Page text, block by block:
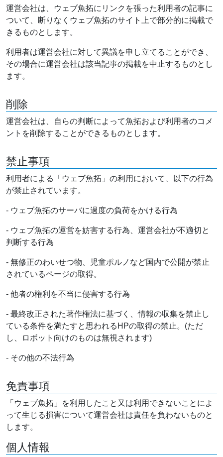
運営会社は、ウェブ魚拓にリンクを張った利用者の記事に
ついて、断りなくウェブ魚拓のサイト上で部分的に掲載で
きるものとします。
利用者は運営会社に対して異議を申し立てることができ、
その場合に運営会社は該当記事の掲載を中止するものとし
ます。
削除
運営会社は、自らの判断によって魚拓および利用者のコメ
ントを削除することができるものとします。
禁止事項
利用者による「ウェブ魚拓」の利用において、以下の行為
が禁止されています。
- ウェブ魚拓のサーバに過度の負荷をかける行為
- ウェブ魚拓の運営を妨害する行為、運営会社が不適切と
判断する行為
- 無修正のわいせつ物、児童ポルノなど国内で公開が禁止
されているページの取得。
- 他者の権利を不当に侵害する行為
- 最終改正された著作権法に基づく、情報の収集を禁止し
ている条件を満たすと思われるHPの取得の禁止。(ただ
し、ロボット向けのものは無視されます)
- その他の不法行為
免責事項
「ウェブ魚拓」を利用したこと又は利用できないことによ
って生じる損害について運営会社は責任を負わないものと
します。
個人情報